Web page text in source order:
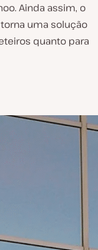
Ainda assim, o
uma solução
quanto para